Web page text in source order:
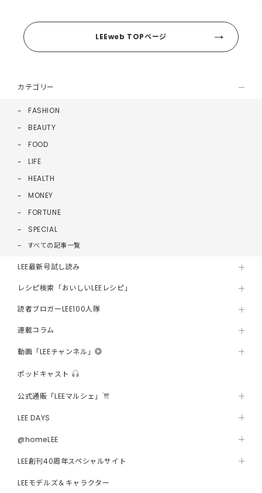
LEEweb TOPページ
カテゴリー
FASHION
BEAUTY
FOOD
LIFE
HEALTH
MONEY
FORTUNE
SPECIAL
すべての記事一覧
LEE最新号試し読み
レシピ検索「おいしいLEEレシピ」
読者ブロガーLEE100人隊
連載コラム
動画「LEEチャンネル」
ポッドキャスト
公式通販「LEEマルシェ」
LEE DAYS
@homeLEE
LEE創刊40周年スペシャルサイト
LEEモデルズ＆キャラクター